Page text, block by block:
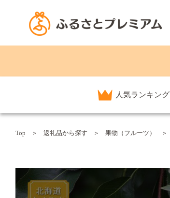
人気ランキング
Top 返礼品から探す 果物（フルーツ）